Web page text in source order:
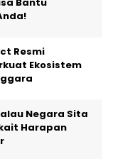
Resmi
Ekosistem
Negara Sita
Harapan